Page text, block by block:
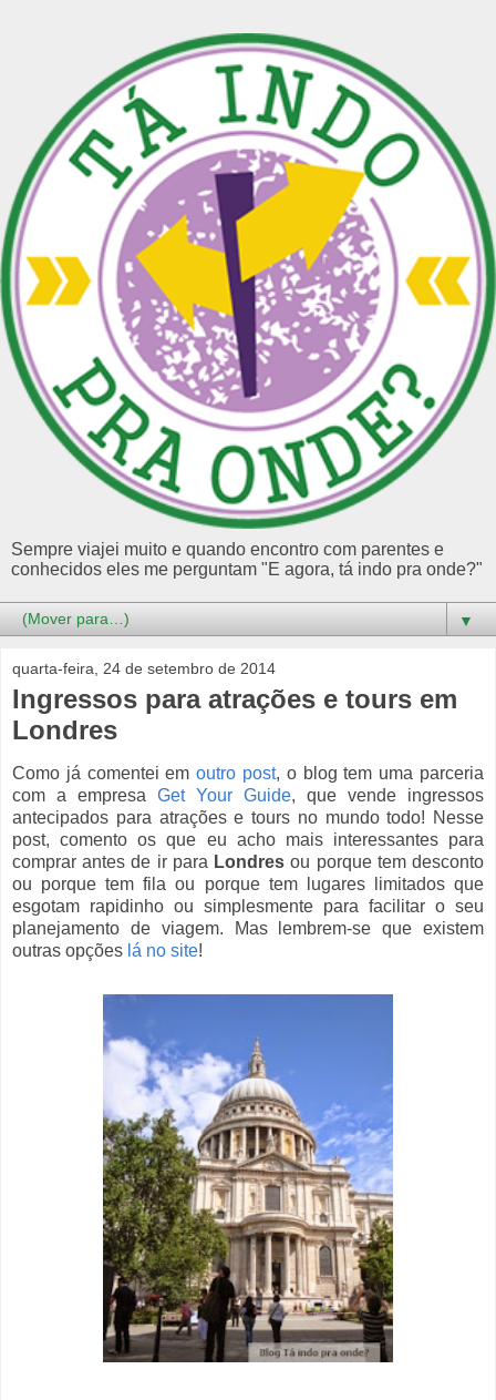
Sempre viajei muito e quando encontro com parentes e
conhecidos eles me perguntam "E agora, tá indo pra onde?"
▼
quarta-feira, 24 de setembro de 2014
Ingressos para atrações e tours em
Londres
Como já comentei emoutro post, o blog tem uma parceria
com a empresa Get Your Guide, que vende ingressos
antecipados para atrações e tours no mundo todo! Nesse
post, comento os que eu acho mais interessantes para
comprar antes de ir para Londres ou porque tem desconto
ou porque tem fila ou porque tem lugares limitados que
esgotam rapidinho ou simplesmente para facilitar o seu
planejamento de viagem. Mas lembrem-se que existem
outras opções lá no site!